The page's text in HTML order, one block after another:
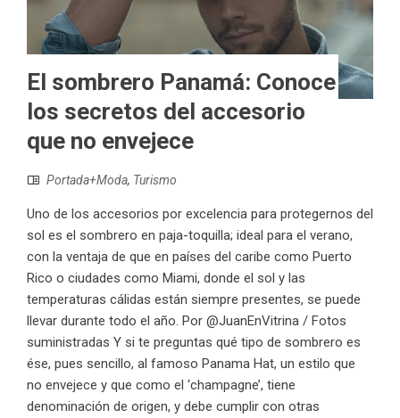
El sombrero Panamá: Conoce
los secretos del accesorio
que no envejece
Portada+Moda, Turismo
Uno de los accesorios por excelencia para protegernos del
sol es el sombrero en paja-toquilla; ideal para el verano,
con la ventaja de que en países del caribe como Puerto
Rico o ciudades como Miami, donde el sol y las
temperaturas cálidas están siempre presentes, se puede
llevar durante todo el año. Por @JuanEnVitrina / Fotos
suministradas Y si te preguntas qué tipo de sombrero es
ése, pues sencillo, al famoso Panama Hat, un estilo que
no envejece y que como el ‘champagne’, tiene
denominación de origen, y debe cumplir con otras